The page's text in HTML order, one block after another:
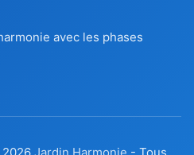
avec les phases
Jardin Harmonie - Tous